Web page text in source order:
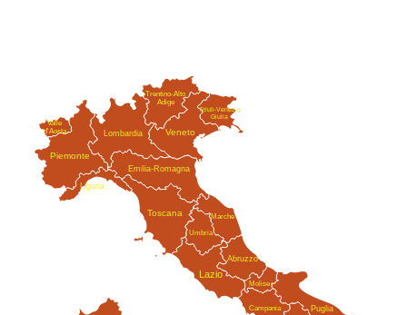
Abruzzo
Valle
d'Aosta
Puglia
Campania
Emilia-Romagna
Friuli-Venezia
Giulia
Lazio
Liguria
Lombardia
Marche
Molise
Piemonte
Trentino-Alto
Adige
Toscana
Umbria
Veneto